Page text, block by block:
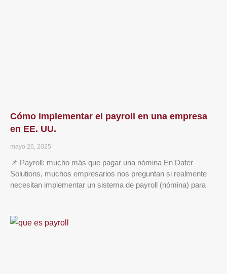
Cómo implementar el payroll en una empresa
en EE. UU.
mayo 26, 2025
📌 Payroll: mucho más que pagar una nómina En Dafer
Solutions, muchos empresarios nos preguntan si realmente
necesitan implementar un sistema de payroll (nómina) para